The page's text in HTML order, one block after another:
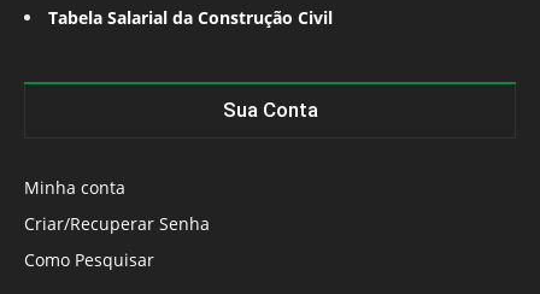
Tabela Salarial da Construção Civil
Sua Conta
Minha conta
Criar/Recuperar Senha
Como Pesquisar